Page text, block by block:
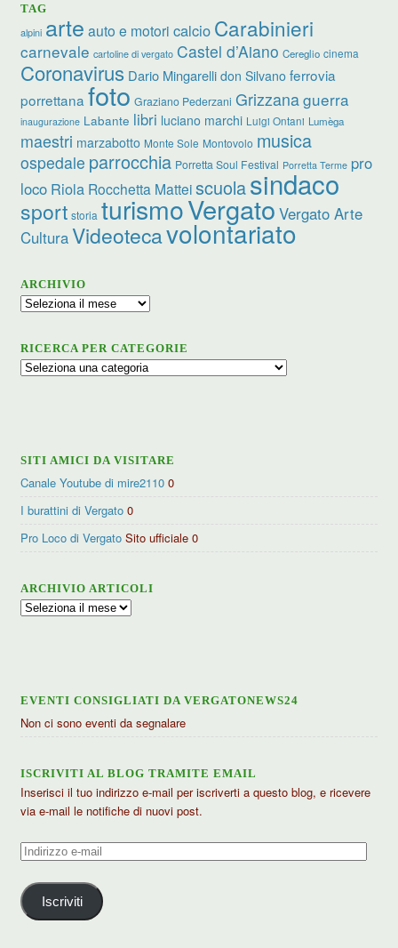
TAG
alpini arte auto e motori calcio Carabinieri
carnevale cartoline di vergato Castel d’Aiano Cereglio cinema
Coronavirus Dario Mingarelli don Silvano ferrovia
porrettana foto Graziano Pederzani Grizzanaguerra
inaugurazione Labante libri luciano marchi Luigi Ontani Lumèga
maestri marzabotto Monte Sole Montovolo musica
ospedale parrocchia Porretta Soul Festival Porretta Terme pro
loco Riola Rocchetta Matteiscuolasindaco
sport storia turismoVergato Vergato Arte
CulturaVideotecavolontariato
ARCHIVIO
Archivio
RICERCA PER CATEGORIE
Ricerca
SITI AMICI DA VISITARE
Canale Youtube di mire2110 0
I burattini di Vergato 0
Pro Loco di Vergato Sito ufficiale 0
ARCHIVIO ARTICOLI
Archivio
EVENTI CONSIGLIATI DA VERGATONEWS24
Non ci sono eventi da segnalare
ISCRIVITI AL BLOG TRAMITE EMAIL
Inserisci il tuo indirizzo e-mail per iscriverti a questo blog, e ricevere
via e-mail le notifiche di nuovi post.
Indirizzo
mail
Iscriviti